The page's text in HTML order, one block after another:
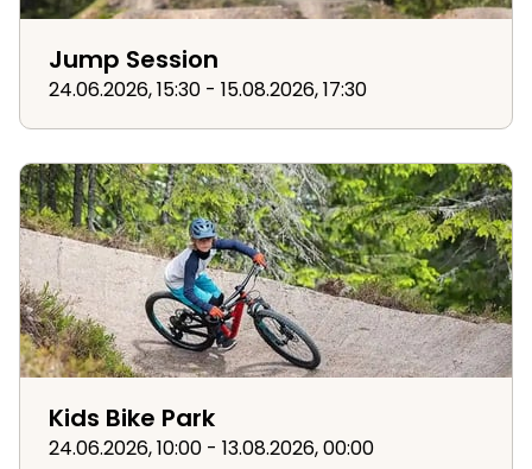
Jump Session
24.06.2026, 15:30 - 15.08.2026, 17:30
Kids Bike Park
24.06.2026, 10:00 - 13.08.2026, 00:00
Kids Bike Park